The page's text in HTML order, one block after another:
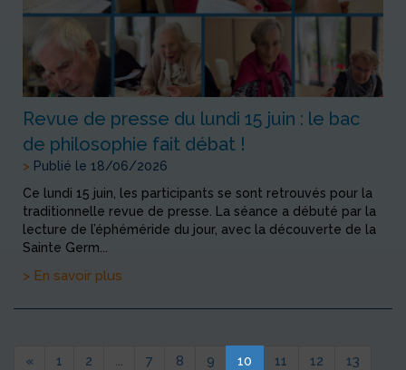
Revue de presse du lundi 15 juin : le bac
de philosophie fait débat !
> Publié le 18/06/2026
Ce lundi 15 juin, les participants se sont retrouvés pour la
traditionnelle revue de presse. La séance a débuté par la
lecture de l’éphéméride du jour, avec la découverte de la
Sainte Germ...
> En savoir plus
« 1 2 ... 7 8 9 10 11 12
13